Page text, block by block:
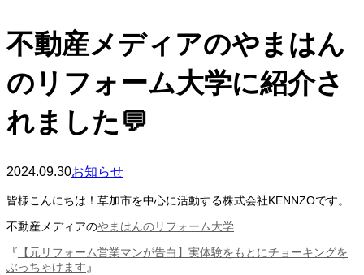
不動産メディアのやまはん
のリフォーム大学に紹介さ
れました︎💬
2024.09.30お知らせ
皆様こんにちは！草加市を中心に活動する株式会社KENNZOです。
不動産メディアのやまはんのリフォーム大学
『 【元リフォーム営業マンが告白】実体験をもとにチョーキングを
ぶっちゃけます』